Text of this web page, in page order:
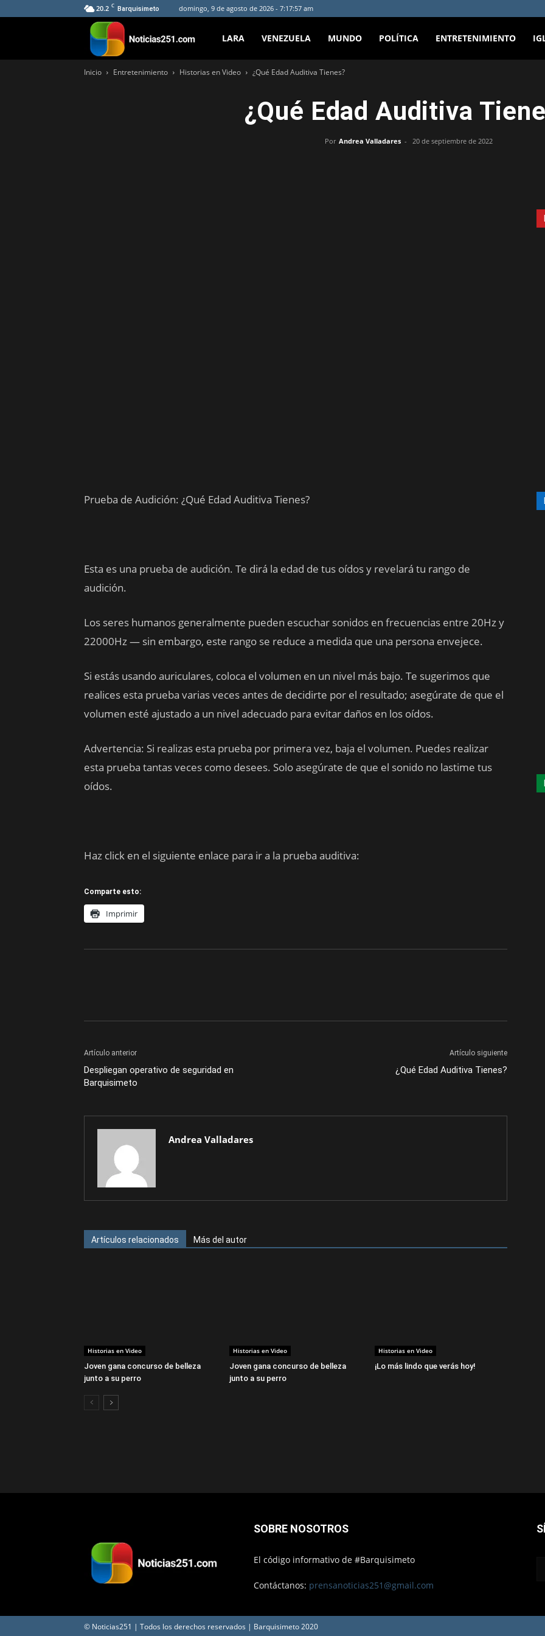
20.2 C Barquisimeto domingo, 9 de agosto de 2026 - 7:17:57 am
Noticias251
LARA VENEZUELA MUNDO POLÍTICA ENTRETENIMIENTO
Inicio Entretenimiento Historias en Video ¿Qué Edad Auditiva Tienes?
¿Qué Edad Auditiva
Por Andrea Valladares - 20 de septiembre de 2022
Prueba de Audición: ¿Qué Edad Auditiva Tienes?
Esta es una prueba de audición. Te dirá la edad de tus oídos y revelará tu rango de
audición.
Los seres humanos generalmente pueden escuchar sonidos en frecuencias entre 20Hz y
22000Hz — sin embargo, este rango se reduce a medida que una persona envejece.
Si estás usando auriculares, coloca el volumen en un nivel más bajo. Te sugerimos que
realices esta prueba varias veces antes de decidirte por el resultado; asegúrate de que el
volumen esté ajustado a un nivel adecuado para evitar daños en los oídos.
Advertencia: Si realizas esta prueba por primera vez, baja el volumen. Puedes realizar
esta prueba tantas veces como desees. Solo asegúrate de que el sonido no lastime tus
oídos.
Haz click en el siguiente enlace para ir a la prueba auditiva:
Comparte esto:
Imprimir
Artículo anterior
Despliegan operativo de seguridad en
Barquisimeto
Artículo siguiente
¿Qué Edad Auditiva Tienes?
Andrea Valladares
Artículos relacionados Más del autor
Historias en Video
Joven gana concurso de belleza
junto a su perro
Historias en Video
Joven gana concurso de belleza
junto a su perro
Historias en Video
¡Lo más lindo que verás hoy!
SOBRE NOSOTROS
El código informativo de #Barquisimeto
Contáctanos: prensanoticias251@gmail.com
© Noticias251 | Todos los derechos reservados | Barquisimeto 2020